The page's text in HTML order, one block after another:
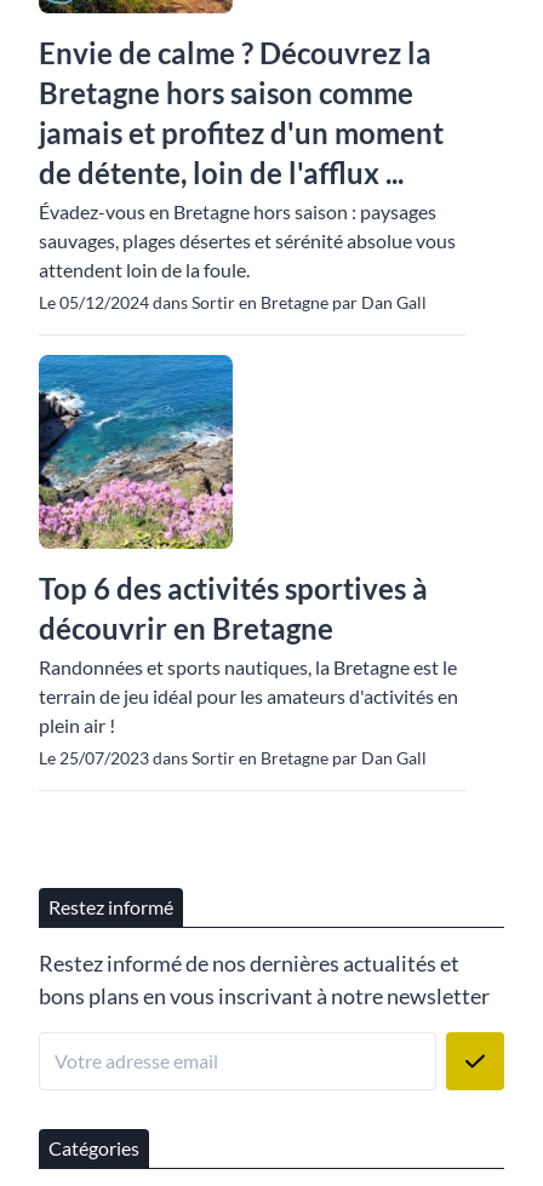
Envie de calme ? Découvrez la
Bretagne hors saison comme
jamais et profitez d'un moment
de détente, loin de l'afflux ...
Évadez-vous en Bretagne hors saison : paysages
sauvages, plages désertes et sérénité absolue vous
attendent loin de la foule.
Le 05/12/2024 dans Sortir en Bretagne par Dan Gall
Top 6 des activités sportives à
découvrir en Bretagne
Randonnées et sports nautiques, la Bretagne est le
terrain de jeu idéal pour les amateurs d'activités en
plein air !
Le 25/07/2023 dans Sortir en Bretagne par Dan Gall
Restez informé
Restez informé de nos dernières actualités et
bons plans en vous inscrivant à notre newsletter
Catégories